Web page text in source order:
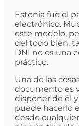
Estonia fue el
electrónico.
este modelo,
del todo bien,
DNI no es una
práctico.
Una de las
documento es
disponer de él
puede hacerlo
desde